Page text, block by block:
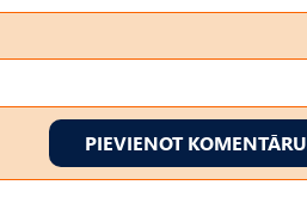
PIEVIENOT KOMENTĀRU